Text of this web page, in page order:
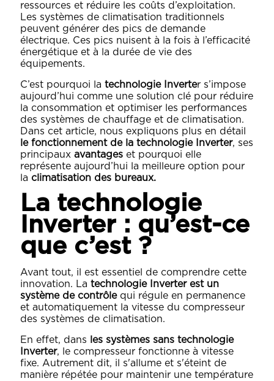
ressources et réduire les coûts d’exploitation.
Les systèmes de climatisation traditionnels
peuvent générer des pics de demande
électrique. Ces pics nuisent à la fois à l’efficacité
énergétique et à la durée de vie des
équipements.
C’est pourquoi la technologie Inverter s’impose
aujourd’hui comme une solution clé pour réduire
la consommation et optimiser les performances
des systèmes de chauffage et de climatisation.
Dans cet article, nous expliquons plus en détail
le fonctionnement de la technologie Inverter, ses
principaux avantages et pourquoi elle
représente aujourd’hui la meilleure option pour
la climatisation des bureaux.
La technologie
Inverter : qu’est-ce
que c’est ?
Avant tout, il est essentiel de comprendre cette
innovation. La technologie Inverter est un
système de contrôlequi régule en permanence
et automatiquement la vitesse du compresseur
des systèmes de climatisation.
En effet, dans
les systèmes sans technologie
Inverter, le compresseur fonctionne à vitesse
fixe. Autrement dit, il s'allume et s'éteint de
manière répétée pour maintenir une température